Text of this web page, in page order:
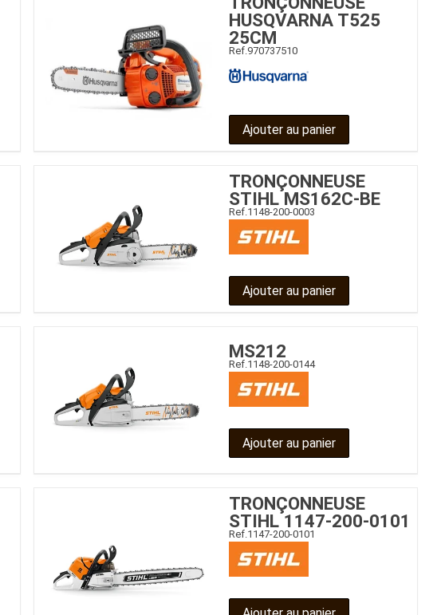
HUSQVARNA T525
25CM
Ref.970737510
Ajouter au panier
TRONÇONNEUSE
STIHL MS162C-BE
Ref.1148-200-0003
Ajouter au panier
MS212
Ref.1148-200-0144
Ajouter au panier
TRONÇONNEUSE
STIHL 1147-200-0101
Ref.1147-200-0101